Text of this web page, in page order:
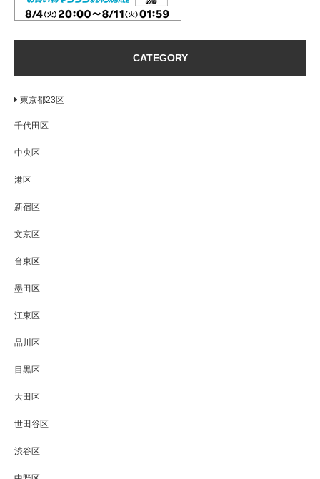
CATEGORY
東京都23区
千代田区
中央区
港区
新宿区
文京区
台東区
墨田区
江東区
品川区
目黒区
大田区
世田谷区
渋谷区